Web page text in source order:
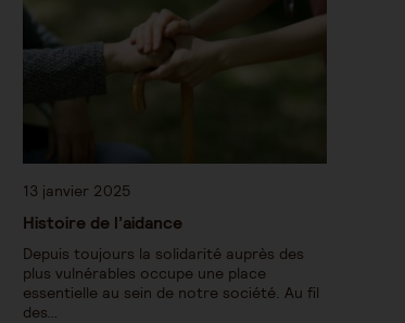
13 janvier 2025
Histoire de l’aidance
Depuis toujours la solidarité auprès des
plus vulnérables occupe une place
essentielle au sein de notre société. Au fil
des…